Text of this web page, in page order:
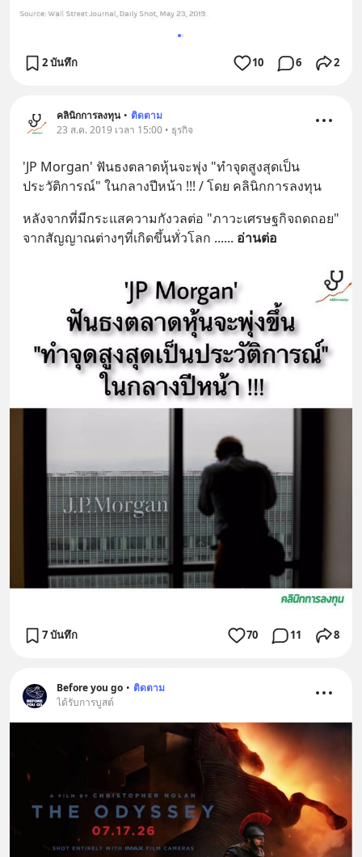
2 บันทึก 10 6 2
คลินิกการลงทุน • ติดตาม
23 ส.ค. 2019 เวลา 15:00 • ธุรกิจ
'JP Morgan' ฟันธงตลาดหุ้นจะพุ่ง "ทำจุดสูงสุดเป็น
ประวัติการณ์" ในกลางปีหน้า !!! / โดย คลินิกการลงทุน
หลังจากที่มีกระแสความกังวลต่อ "ภาวะเศรษฐกิจถดถอย"
จากสัญญาณต่างๆที่เกิดขึ้นทั่วโลก ...... อ่านต่อ
7 บันทึก 70 11 8
Before you go • ติดตาม
ได้รับการบูสต์